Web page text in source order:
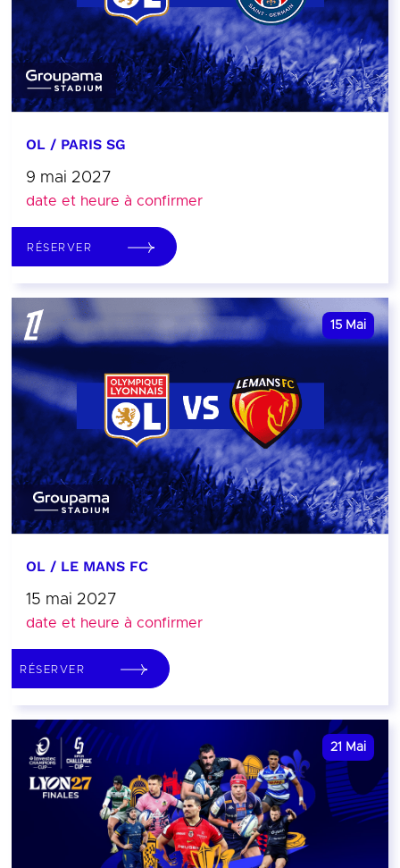
OL / PARIS SG
9 mai 2027
date et heure à confirmer
RÉSERVER
15 Mai
OL / LE MANS FC
15 mai 2027
date et heure à confirmer
RÉSERVER
21 Mai